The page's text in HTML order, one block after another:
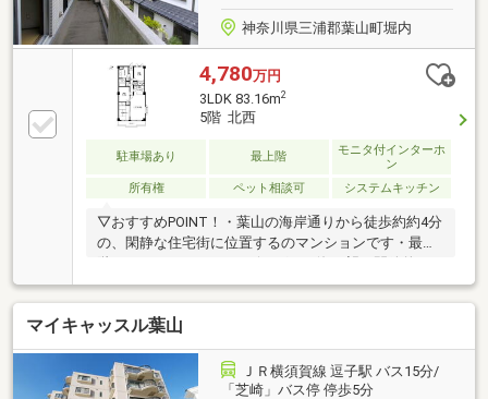
神奈川県三浦郡葉山町堀内
4,780万円
3LDK 83.16m2
5階 北西
駐車場あり 最上階
モニタ付インターホ
ン
所有権
ペット相談可 システムキッチン
▽おすすめPOINT！・葉山の海岸通りから徒歩約約4分
の、閑静な住宅街に位置するのマンションです・最上
階で、バルコニーと7リビングから海を望む開放的な
景色が広がります・クリーニング済みでキレイな室内
です・マンション周辺は、山々を望み潮風を感じる、
自然溢れる葉山らしい住環境です・バス停至近、駅ま
で平坦、通勤エリアとしても適してます・始発駅で
楽々通勤でき、ON/OFFを満喫する生活が可能です
マイキャッスル葉山
ＪＲ横須賀線 逗子駅 バス15分/
「芝崎」バス停 停歩5分